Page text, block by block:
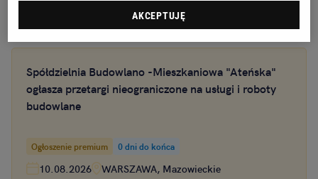
Ogłoszenia z kategorii Przetargi
Spółdzielnia Budowlano -Mieszkaniowa "Ateńska"
ogłasza przetargi nieograniczone na usługi i roboty
budowlane
Ogłoszenie premium 0 dni do końca
10.08.2026
WARSZAWA, Mazowieckie
AKCEPTUJĘ